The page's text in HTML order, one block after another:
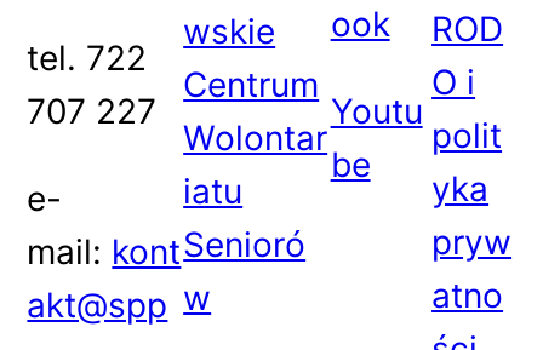
tel. 722
707 227
e-
mail: kont
akt@spp
wskie
Centrum
Wolontar
iatu
Senioró
w
ook
Youtu
be
ROD
O i
polit
yka
pryw
atno